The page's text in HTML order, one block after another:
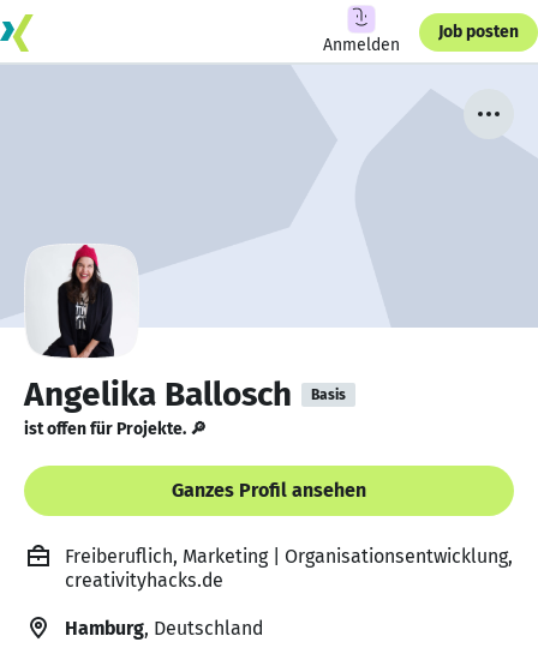
Anmelden
Job posten
Angelika Ballosch Basis
ist offen für Projekte. 🔎
Ganzes Profil ansehen
Freiberuflich, Marketing | Organisationsentwicklung,
creativityhacks.de
Hamburg, Deutschland